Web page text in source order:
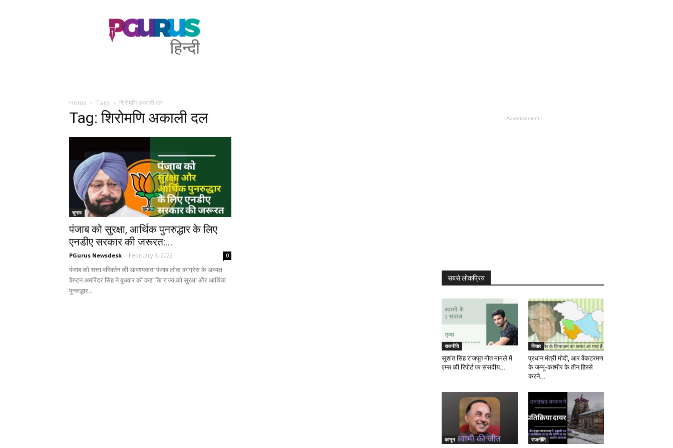
PGurus
Hindi
Home Tags शिरोमणि अकाली दल
Tag: शिरोमणि अकाली दल
चुनाव
पंजाब को सुरक्षा, आर्थिक पुनरुद्धार के लिए
एनडीए सरकार की जरूरत:...
PGurus Newsdesk - February 9, 2022 0
पंजाब को सत्ता परिवर्तन की आवश्यकता पंजाब लोक कांग्रेस के अध्यक्ष
कैप्टन अमरिंदर सिंह ने बुधवार को कहा कि राज्य को सुरक्षा और आर्थिक
पुनरुद्धार...
- Advertisement -
सबसे लोकप्रिय
राजनीति
सुशांत सिंह राजपूत मौत मामले में
एम्स की रिपोर्ट पर संसदीय...
विचार
प्रधान मंत्री मोदी, आर वेंकटरमण
के जम्मू-कश्मीर के तीन हिस्से
करने...
कानून राजनीति